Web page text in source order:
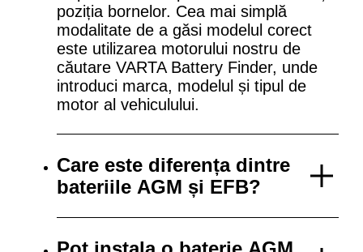
poziția bornelor. Cea mai simplă
modalitate de a găsi modelul corect
este utilizarea motorului nostru de
căutare VARTA Battery Finder, unde
introduci marca, modelul și tipul de
motor al vehiculului.
Care este diferența dintre
bateriile AGM și EFB?